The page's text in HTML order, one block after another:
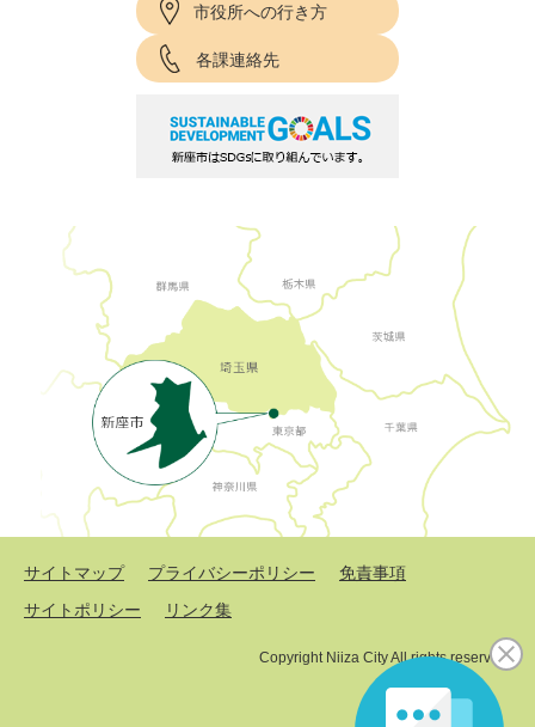
市役所への行き方
各課連絡先
サイトマップ プライバシーポリシー
免責事項
サイトポリシー
リンク集
Copyright Niiza City All rights reserved.